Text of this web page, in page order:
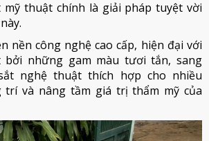
mỹ thuật chính là giải pháp tuyệt vời
nền công nghệ cao cấp, hiện đại với
bởi những gam màu tươi tắn, sang
nghệ thuật thích hợp cho nhiều
trí và nâng tầm giá trị thẩm mỹ của